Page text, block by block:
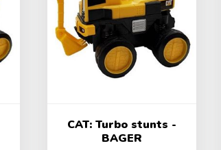
CAT: Turbo stunts -
BAGER